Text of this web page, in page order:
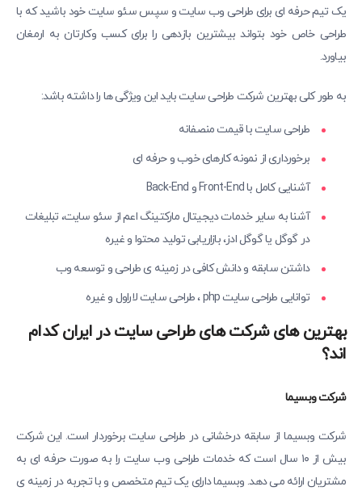
یک تیم حرفه ای برای طراحی وب سایت و سپس سئو سایت خود باشید که با
طراحی خاص خود بتواند بیشترین بازدهی را برای کسب وکارتان به ارمغان
بیاورد.
به طور کلی بهترین شرکت طراحی سایت باید این ویژگی ها را داشته باشد:
طراحی سایت با قیمت منصفانه
برخورداری از نمونه کارهای خوب و حرفه ای
آشنایی کامل با Front-End و Back-End
آشنا به سایر خدمات دیجیتال مارکتینگ اعم از سئو سایت، تبلیغات
در گوگل یا گوگل ادز، بازاریابی تولید محتوا و غیره
داشتن سابقه و دانش کافی در زمینه ی طراحی و توسعه وب
توانایی طراحی سایت php ، طراحی سایت لاراول و غیره
بهترین های شرکت های طراحی سایت در ایران کدام
اند؟
شرکت وبسیما
شرکت وبسیما از سابقه درخشانی در طراحی سایت برخوردار است. این شرکت
بیش از ۱۰ سال است که خدمات طراحی وب سایت را به صورت حرفه ای به
مشتریان ارائه می دهد. وبسیما دارای یک تیم متخصص و با تجربه در زمینه ی